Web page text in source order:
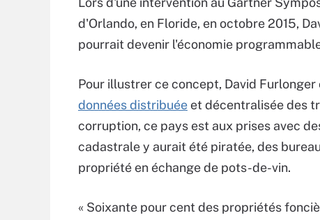
d'Orlando, en Floride, en octobre 2015,
pourrait devenir l'économie
Pour illustrer ce concept, David
données distribuée et décentralisée des
corruption, ce pays est aux prises avec
cadastrale y aurait été piratée, des
propriété en échange de pots-de-vin.
« Soixante pour cent des propriétés